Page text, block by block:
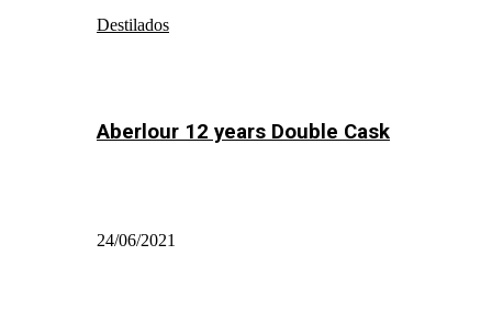
Destilados
Aberlour 12 years Double Cask
24/06/2021